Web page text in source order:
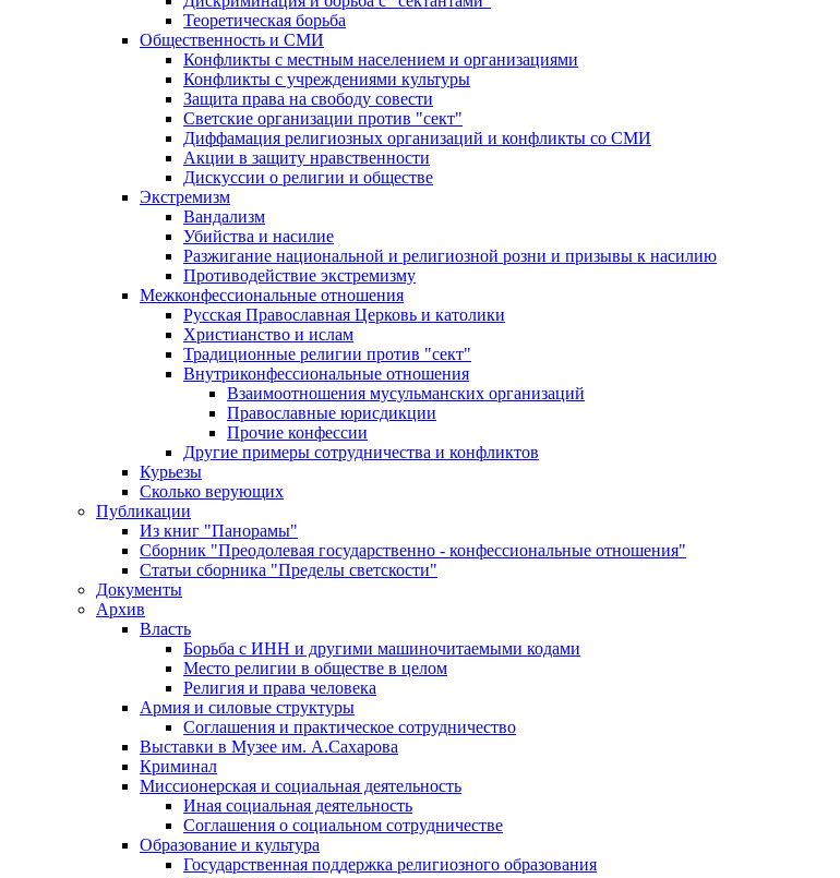
Теоретическая борьба
Общественность и СМИ
Конфликты с местным населением и организациями
Конфликты с учреждениями культуры
Защита права на свободу совести
Светские организации против "сект"
Диффамация религиозных организаций и конфликты со СМИ
Акции в защиту нравственности
Дискуссии о религии и обществе
Экстремизм
Вандализм
Убийства и насилие
Разжигание национальной и религиозной розни и призывы к насилию
Противодействие экстремизму
Межконфессиональные отношения
Русская Православная Церковь и католики
Христианство и ислам
Традиционные религии против "сект"
Внутриконфессиональные отношения
Взаимоотношения мусульманских организаций
Православные юрисдикции
Прочие конфессии
Другие примеры сотрудничества и конфликтов
Курьезы
Сколько верующих
Публикации
Из книг "Панорамы"
Сборник "Преодолевая государственно - конфессиональные отношения"
Статьи сборника "Пределы светскости"
Документы
Архив
Власть
Борьба с ИНН и другими машиночитаемыми кодами
Место религии в обществе в целом
Религия и права человека
Армия и силовые структуры
Соглашения и практическое сотрудничество
Выставки в Музее им. А.Сахарова
Криминал
Миссионерская и социальная деятельность
Иная социальная деятельность
Соглашения о социальном сотрудничестве
Образование и культура
Государственная поддержка религиозного образования